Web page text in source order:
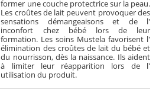
former une couche protectrice sur la peau.
Les croûtes de lait peuvent provoquer des
sensations démangeaisons et de l'
inconfort chez bébé lors de leur
formation. Les soins Mustela favorisent l'
élimination des croûtes de lait du bébé et
du nourrisson, dès la naissance. Ils aident
à limiter leur réapparition lors de l'
utilisation du produit.